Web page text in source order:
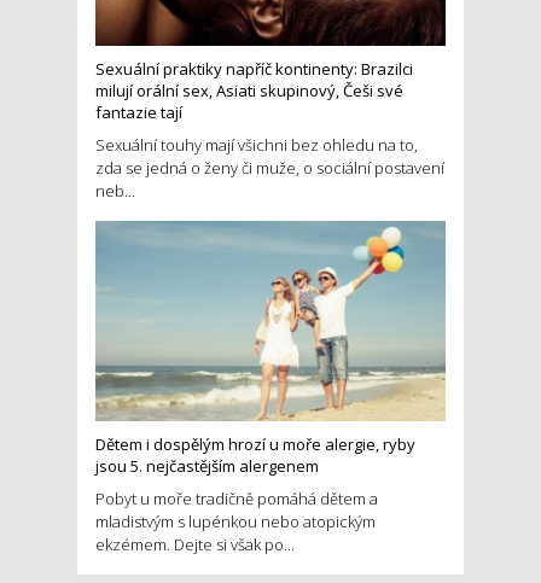
Sexuální praktiky napříč kontinenty: Brazilci
milují orální sex, Asiati skupinový, Češi své
fantazie tají
Sexuální touhy mají všichni bez ohledu na to,
zda se jedná o ženy či muže, o sociální postavení
neb...
Dětem i dospělým hrozí u moře alergie, ryby
jsou 5. nejčastějším alergenem
Pobyt u moře tradičně pomáhá dětem a
mladistvým s lupénkou nebo atopickým
ekzémem. Dejte si však po...